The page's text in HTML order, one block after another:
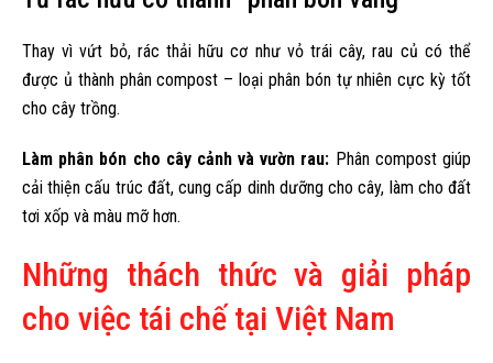
Thay vì vứt bỏ, rác thải hữu cơ như vỏ trái cây, rau củ có thể
được ủ thành phân compost – loại phân bón tự nhiên cực kỳ tốt
cho cây trồng.
Làm phân bón cho cây cảnh và vườn rau: Phân compost giúp
cải thiện cấu trúc đất, cung cấp dinh dưỡng cho cây, làm cho đất
tơi xốp và màu mỡ hơn.
Những thách thức và giải pháp
cho việc tái chế tại Việt Nam